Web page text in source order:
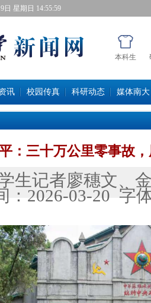
日星期日 14:56:00
本科生
讯 校园传真 科研动态 媒体南大
：三十万公里零事故
生记者廖穗文、
： 2026-03-20 字